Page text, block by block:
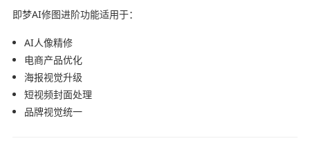
即梦AI修图进阶功能适用于：
AI人像精修
电商产品优化
海报视觉升级
短视频封面处理
品牌视觉统一